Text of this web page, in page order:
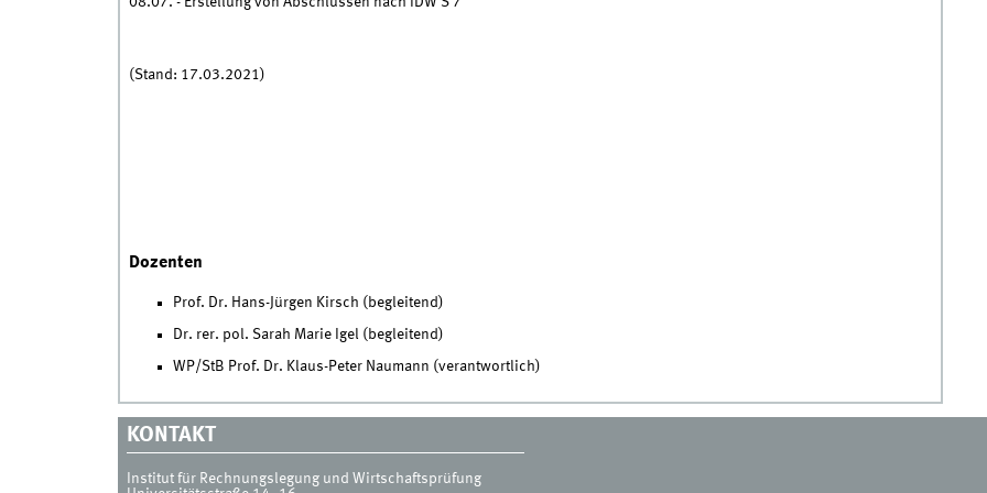
(Stand: 17.03.2021)
Dozenten
Prof. Dr. Hans-Jürgen Kirsch (begleitend)
Dr. rer. pol. Sarah Marie Igel (begleitend)
WP/StB Prof. Dr. Klaus-Peter Naumann (verantwortlich)
KONTAKT
Institut für Rechnungslegung und Wirtschaftsprüfung